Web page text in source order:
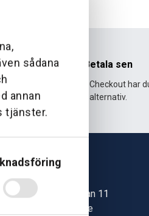
sådana
annan
tjänster.
Betala sen
Med Klarna Checkout har
alternativ.
Skövde
Jonstorpsgatan 11
549 37 Skövde